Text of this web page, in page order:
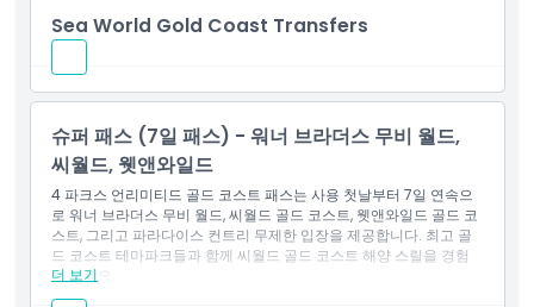
이용 약관
취소 정책
Sea World Gold Coast Transfers
슈퍼 패스 (7일 패스) - 워너 브라더스 무비 월드,
씨월드, 웻앤와일드
4 파크스 언리미티드 골드 코스트 패스는 사용 첫날부터 7일 연속으
로 워너 브라더스 무비 월드, 씨월드 골드 코스트, 웻앤와일드 골드 코
스트, 그리고 파라다이스 컨트리 무제한 입장을 제공합니다. 최고 골
드 코스트 테마파크들과 함께 씨월드 골드 코스트 해양 스릴을 경험
해 보세요.
더 보기
포함 사항